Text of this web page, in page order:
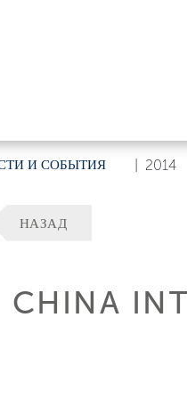
И СОБЫТИЯ 2014
НАЗАД
CHINA